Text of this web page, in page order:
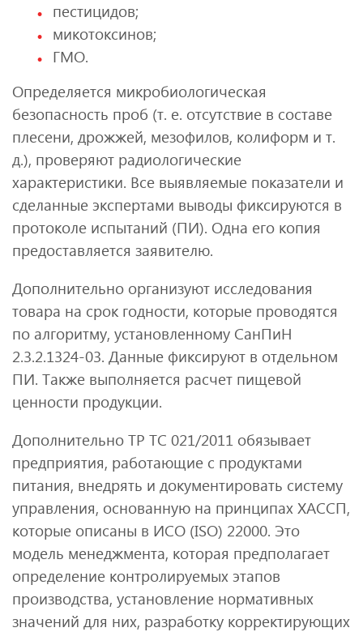
пестицидов;
микотоксинов;
ГМО.
Определяется микробиологическая
безопасность проб (т. е. отсутствие в составе
плесени, дрожжей, мезофилов, колиформ и т.
д.), проверяют радиологические
характеристики. Все выявляемые показатели и
сделанные экспертами выводы фиксируются в
протоколе испытаний (ПИ). Одна его копия
предоставляется заявителю.
Дополнительно организуют исследования
товара на срок годности, которые проводятся
по алгоритму, установленному СанПиН
2.3.2.1324-03. Данные фиксируют в отдельном
ПИ. Также выполняется расчет пищевой
ценности продукции.
Дополнительно ТР ТС 021/2011 обязывает
предприятия, работающие с продуктами
питания, внедрять и документировать систему
управления, основанную на принципах ХАССП,
которые описаны в ИСО (ISO) 22000. Это
модель менеджмента, которая предполагает
определение контролируемых этапов
производства, установление нормативных
значений для них, разработку корректирующих